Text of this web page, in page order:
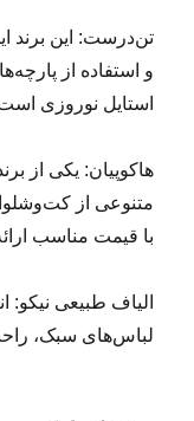
تن‌درست: این برند
و استفاده از
استایل نوروزی
هاکوپیان: یکی از
متنوعی از
با قیمت مناسب
الیاف طبیعی نیکو:
لباس‌های سبک،